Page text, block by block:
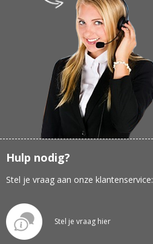
Hulp nodig?
Stel je vraag aan onze klantenservice:
Stel je vraag hier